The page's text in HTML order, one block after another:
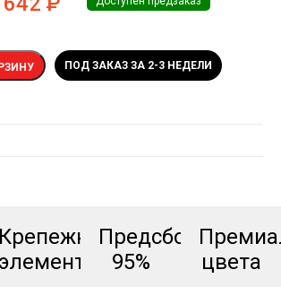
ПОД ЗАКАЗ ЗА 2-3 НЕДЕЛИ
Крепежные
элементы
Предсборка
95%
цвета